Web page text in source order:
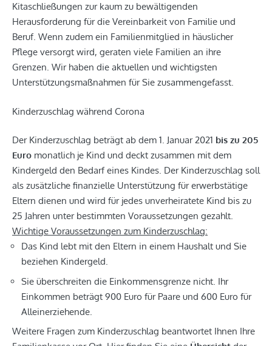
Kitaschließungen zur kaum zu bewältigenden
Herausforderung für die Vereinbarkeit von Familie und
Beruf. Wenn zudem ein Familienmitglied in häuslicher
Pflege versorgt wird, geraten viele Familien an ihre
Grenzen. Wir haben die aktuellen und wichtigsten
Unterstützungsmaßnahmen für Sie zusammengefasst.
Kinderzuschlag während Corona
Der Kinderzuschlag beträgt ab dem 1. Januar 2021 bis zu 205
Euro monatlich je Kind und deckt zusammen mit dem
Kindergeld den Bedarf eines Kindes. Der Kinderzuschlag soll
als zusätzliche finanzielle Unterstützung für erwerbstätige
Eltern dienen und wird für jedes unverheiratete Kind bis zu
25 Jahren unter bestimmten Voraussetzungen gezahlt.
Wichtige Voraussetzungen zum Kinderzuschlag:
Das Kind lebt mit den Eltern in einem Haushalt und Sie
beziehen Kindergeld.
Sie überschreiten die Einkommensgrenze nicht. Ihr
Einkommen beträgt 900 Euro für Paare und 600 Euro für
Alleinerziehende.
Weitere Fragen zum Kinderzuschlag beantwortet Ihnen Ihre